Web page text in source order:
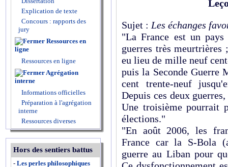
Explication de texte
Concours : rapports des
jury
Ressources en
ligne
Ressources en ligne
Agrégation
interne
Informations officielles
Préparation à l'agrégation
interne
Ressources diverses
Hors des sentiers battus
- Les perles philosophiques
Sujet : Les échanges
"La France est un
guerres très
eu lieu de mille neuf
puis la Seconde Guerre
cent trente-neuf
Depuis ces deux
Une troisième pourrait
élections."
"En août 2006, les
France car la S-Bola
guerre au Liban pour